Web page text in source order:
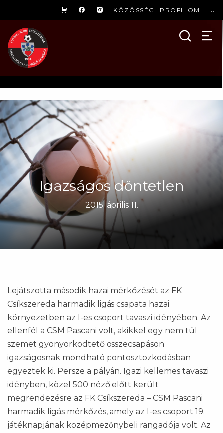
KÖZÖSSÉG PROFILOM HU
Igazságos döntetlen
2015. április 11.
Lejátszotta második hazai mérkőzését az FK
Csíkszereda harmadik ligás csapata hazai
környezetben az I-es csoport tavaszi idényében. Az
ellenfél a CSM Pascani volt, akikkel egy nem túl
szemet gyönyörködtető összecsapáson
igazságosnak mondható pontosztozkodásban
egyeztek ki. Persze a pályán. Igazi kellemes tavaszi
idényben, közel 500 néző előtt került
megrendezésre az FK Csíkszereda – CSM Pascani
harmadik ligás mérkőzés, amely az I-es csoport 19.
játéknapjának középmezőnybeli rangadója volt. Az